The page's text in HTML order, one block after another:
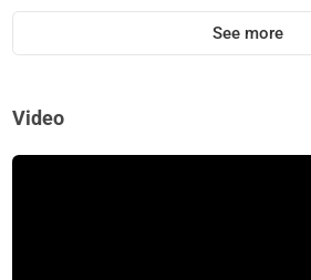
See more
Video